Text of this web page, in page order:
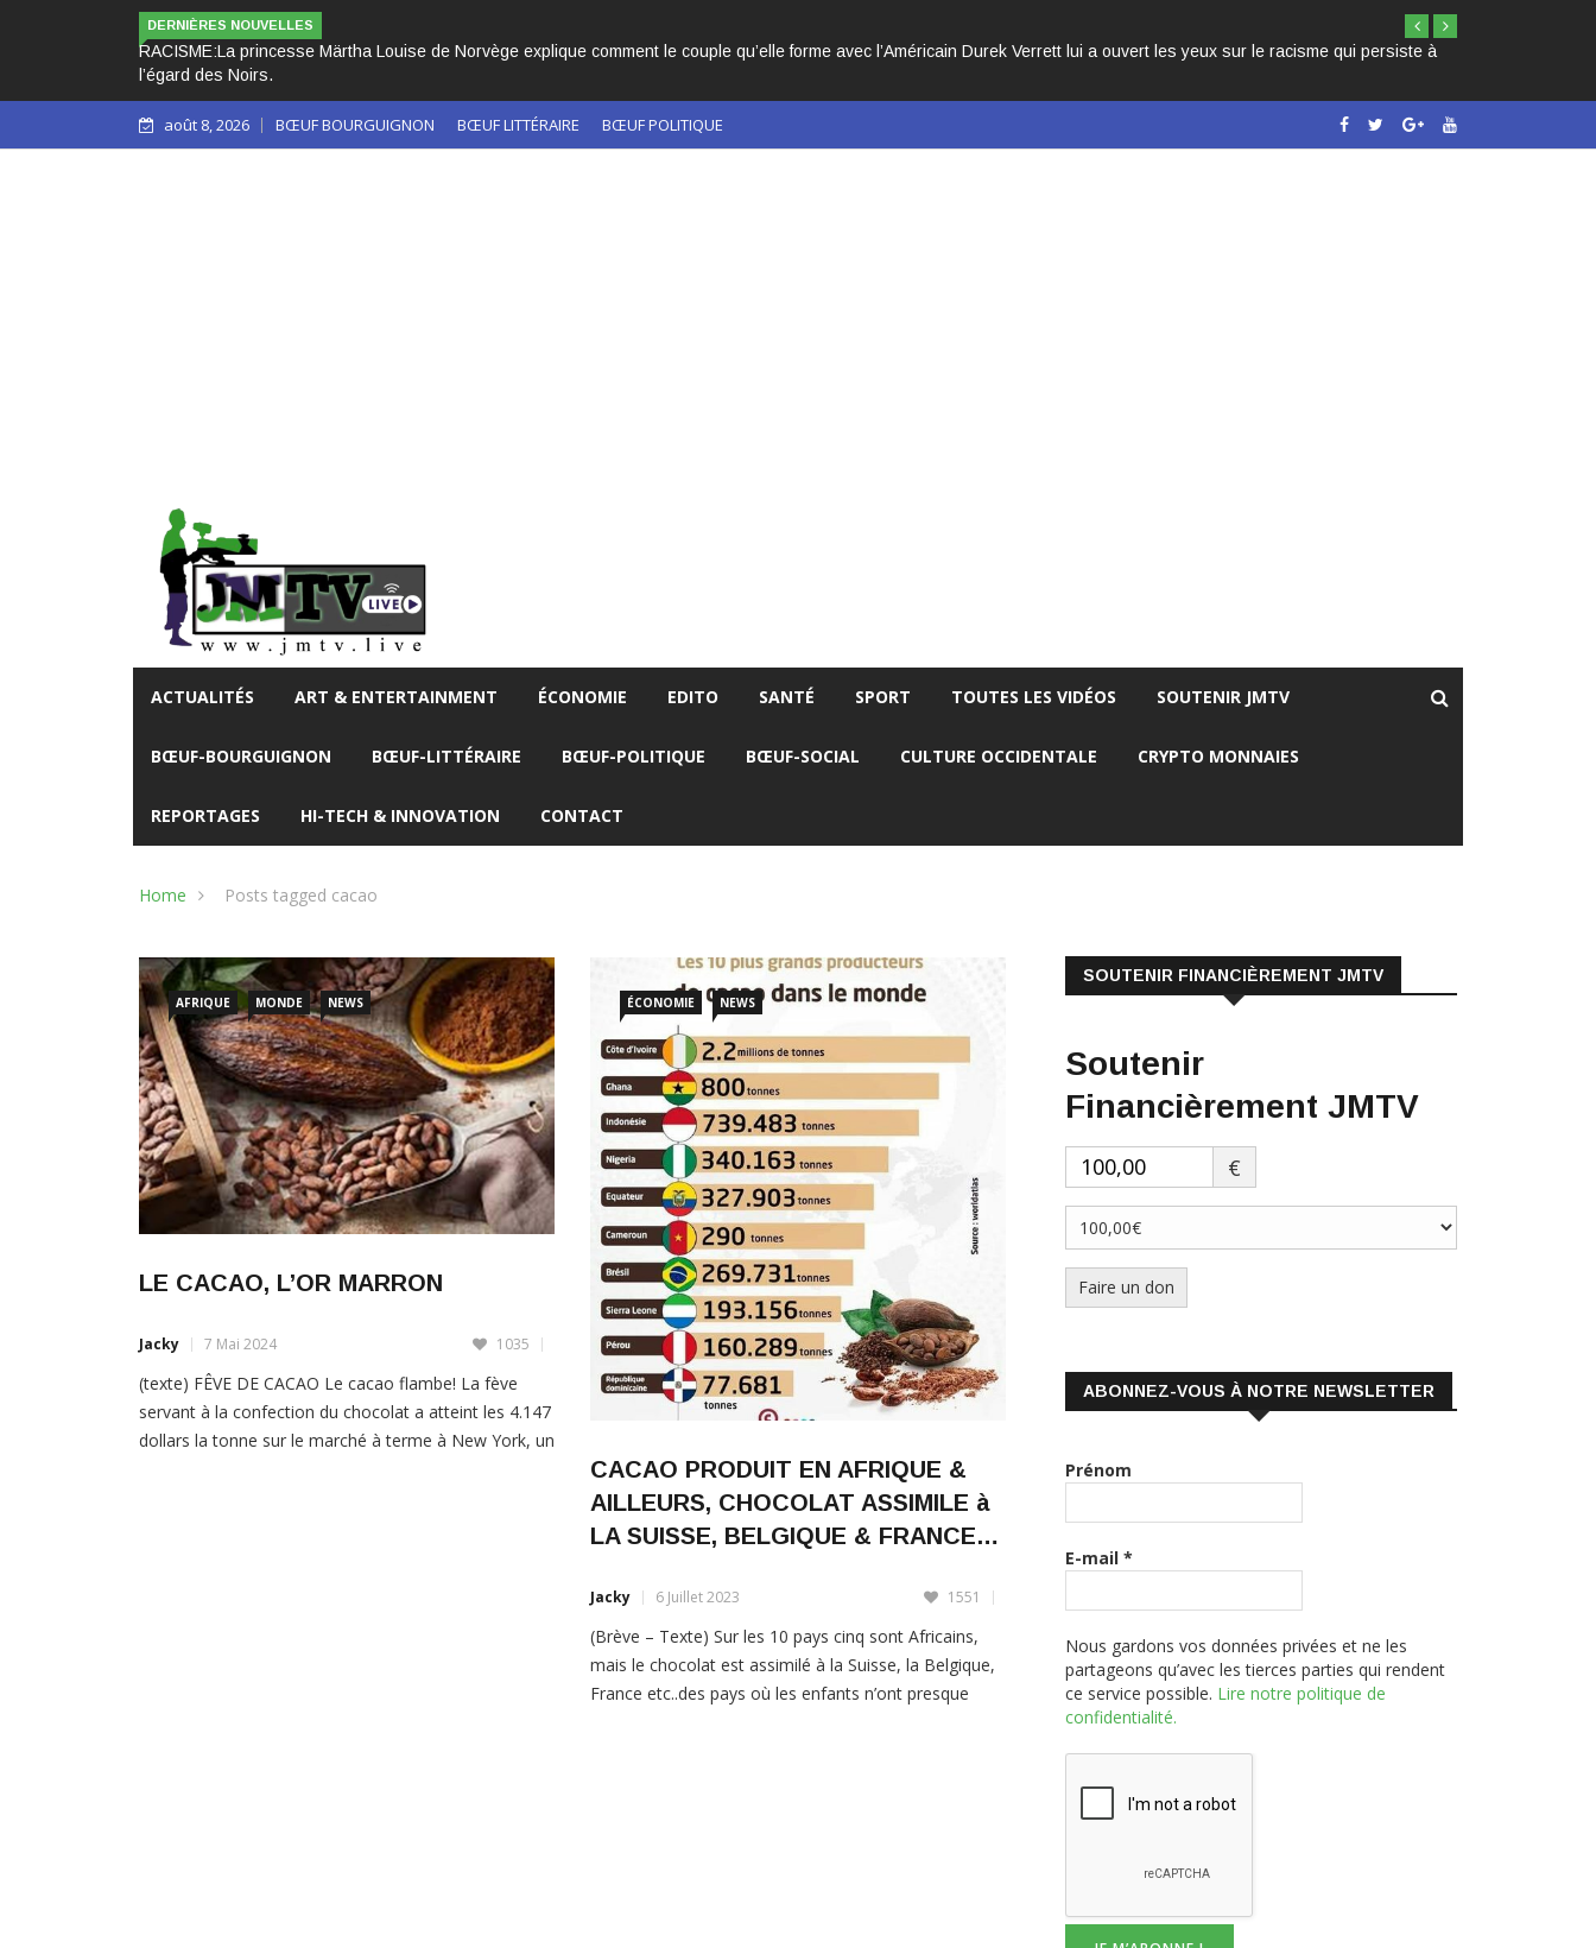
DERNIÈRES NOUVELLES
RACISME:La princesse Märtha Louise de Norvège explique comment le couple qu’elle forme avec l’Américain Durek Verrett lui a ouvert les yeux sur le racisme qui persiste à
l’égard des Noirs.
août 8, 2026 BŒUF BOURGUIGNON BŒUF LITTÉRAIRE BŒUF POLITIQUE
ACTUALITÉS ART & ENTERTAINMENT ÉCONOMIE EDITO SANTÉ SPORT TOUTES LES VIDÉOS SOUTENIR JMTV
BŒUF-BOURGUIGNON BŒUF-LITTÉRAIRE BŒUF-POLITIQUE BŒUF-SOCIAL CULTURE OCCIDENTALE CRYPTO MONNAIES
REPORTAGES HI-TECH & INNOVATION CONTACT
Home Posts tagged cacao
AFRIQUE MONDE NEWS
LE CACAO, L’OR MARRON
Jacky 7 Mai 2024 1035
(texte) FÊVE DE CACAO Le cacao flambe! La fève
servant à la confection du chocolat a atteint les 4.147
dollars la tonne sur le marché à terme à New York, un
ÉCONOMIE NEWS
CACAO PRODUIT EN AFRIQUE &
AILLEURS, CHOCOLAT ASSIMILE à
LA SUISSE, BELGIQUE & FRANCE…
Jacky 6 Juillet 2023 1551
(Brève – Texte) Sur les 10 pays cinq sont Africains,
mais le chocolat est assimilé à la Suisse, la Belgique,
France etc..des pays où les enfants n’ont presque
SOUTENIR FINANCIÈREMENT JMTV
Soutenir
Financièrement JMTV
€
Faire un don
ABONNEZ-VOUS À NOTRE NEWSLETTER
Prénom
E-mail *
Nous gardons vos données privées et ne les
partageons qu’avec les tierces parties qui rendent
ce service possible. Lire notre politique de
confidentialité.